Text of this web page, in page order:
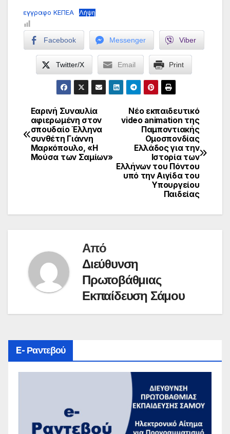
εγγραφο ΚΕΠΕΑ Λήψη
Facebook Messenger Viber
Twitter/X Email Print
Πλοήγηση
άρθρων
Nέο εκπαιδευτικό
video animation της
Παμποντιακής
Ομοσπονδίας
Ελλάδος για την
Ιστορία των
Ελλήνων του Πόντου
υπό την Αιγίδα του
Υπουργείου
Παιδείας
Εαρινή Συναυλία
αφιερωμένη στον
σπουδαίο Έλληνα
συνθέτη Γιάννη
Μαρκόπουλο, «Η
Μούσα των Σαμίων»
Από
Διεύθυνση
Πρωτοβάθμιας
Εκπαίδευση Σάμου
E- Ραντεβού